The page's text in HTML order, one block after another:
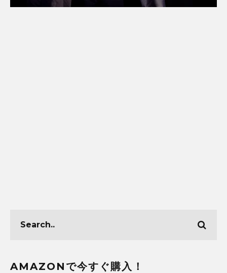
AMAZONで今すぐ購入！